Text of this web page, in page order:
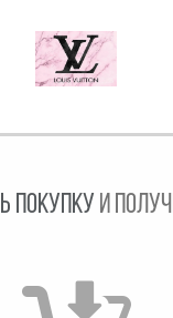
ПОКУПКУ И